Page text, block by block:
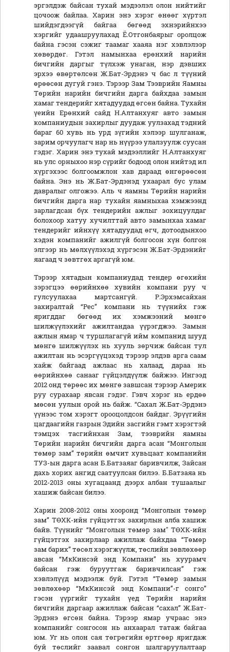
эргэлдэж байсан тухай мэдээлэл олон нийтийг
цочоож байлаа. Харин энэ хэрэг өнөөг хүртэл
шийдэгдээгүй байгаа бөгөөд эхнэрийнхээ
хэргийг удаашруулахад Ё.Отгонбаярыг оролцож
байна гэсэн сэжиг таамаг хааяа нэг хэвлэлээр
хөвөрдөг. Гэтэл намынхаа ерөнхий нарийн
бичгийн даргыг түлхэж унаган, нэр дэвших
эрхээ өвөртөлсөн Ж.Бат-Эрдэнэ ч бас л түүний
өрөөсөн дугуй гэнэ. Тэрээр Зам Тээврийн Яамны
Төрийн нарийн бичгийн дарга байхдаа замын
хамаг тендерийг хятадуудад өгсөн байна. Тухайн
үеийн Ерөнхий сайд Н.Алтанхуяг авто замын
компаниудын захирлыг дуудаж уулзахад тэдний
бараг 60 хувь нь урд зүгийн хэлээр шулганаж,
зарим орчуулагч нар нь нүүрээ улалзуулж суусан
гэдэг. Харин энэ тухай мэдээллийг Н.Алтанхуяг
нь улс орныхоо нэр сүрийг бодоод олон нийтэд ил
хүргэхээс болгоомжлон хав дараад өнгөрөөсөн
байна. Энэ нь Ж.Бат-Эрдэнэд ухаарал бус улам
давралыг олгожээ. Аль ч яамны Төрийн нарийн
бичгийн дарга нар тухайн яамныхаа хэмжээнд
зарлагдсан бүх тендерийн ажлыг зохицуулдаг
болохоор хатуу хучилттай авто замынхаа хамаг
тендерийг ийнхүү хятадуудад өгч, дотоодынхоо
хэдэн компанийг ажилгүй болгосон хүн болгон
элгээр нь мөлхүүлэхэд хүргэсэн Ж.Бат-Эрдэнийг
яагаад ч зөвтгөх аргагүй юм.
Тэрээр хятадын компаниудад тендер өгөхийн
зэрэгцээ өөрийнхөө хувийн компани руу ч
гулсуулахаа мартсангүй. Р.Эрхэмсайхан
захиралтай “Рес” компани нь түүнийх гэж
яригддаг бөгөөд их хэмжээний мөнгө
шилжүүлэхийг ажилтандаа үүрэгджээ. Замын
ажлын ямар ч туршлагагүй ийм компанид шууд
мөнгө шилжүүлэх нь хууль зөрчиж байсан тул
ажилтан нь эсэргүүцэхэд тэрээр элдэв арга саам
хайж байгаад ажлаас нь халаад, дараа нь
өөрийнхөө санааг гүйцэлдүүлж байжээ. Ингээд
2012 онд төрөөс их мөнгө завшсан тэрээр Америк
руу сурахаар явсан гэдэг. Гэвч хэрэг нь ердөө
мөсөн уулын орой нь байж. “Сахал Ж.Бат-Эрдэнэ
үүнээс том хэрэгт орооцолдсон байдаг. Эрүүгийн
цагдаагийн газрын Эдийн засгийн гэмт хэрэгтэй
тэмцэх тасгийнхан Зам, тээврийн яамны
Төрийн нарийн бичгийн дарга асан “Монголын
төмөр зам” төрийн өмчит хувьцаат компанийн
ТУЗ-ын дарга асан Б.Батзаяаг баривчилж, Зайсан
дахь хорих ангид саатуулсан билээ. Б.Батзаяа нь
2012-2013 оны хугацаанд дээрх албан тушаалыг
хашиж байсан билээ.
Харин 2008-2012 оны хооронд “Монголын төмөр
зам” ТӨХК-ийн гүйцэтгэх захирлын алба хашиж
байв. Түүнийг “Монголын төмөр зам" ТӨХК-ийн
гүйцэтгэх захирлаар ажиллаж байхдаа “Төмөр
зам барих” төсөл хэрэгжүүлж, төслийн зөвлөхөөр
авсан “МкКинсэй энд Компани” нь хуурамч
байсан гэж буруутгаж баривчилсан” гэж
хэвлэлүүд мэдээлж буй. Гэтэл “Төмөр замын
зөвлөхөөр “МкКинсэй энд Компани’’-г сонго”
гэсэн үүргийг тухайн үед Төрийн нарийн
бичгийн даргаар ажиллаж байсан “сахал” Ж.Бат-
Эрдэнэ өгсөн байна. Тэрээр ямар учраас энэ
компанийг сонгосон нь анхаарал татаж байгаа
юм. Уг нь олон сая төгрөгийн өртгөөр яригдаж
буй төслийг заавал сонгон шалгаруулалтаар